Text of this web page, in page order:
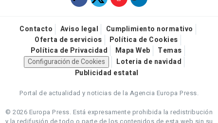
Contacto Aviso legal
Cumplimiento normativo
Oferta de servicios
Política de Cookies
Política de Privacidad
Mapa Web
Temas
Configuración de Cookies
Loteria de navidad
Publicidad estatal
Portal de actualidad y noticias de la Agencia Europa Press.
© 2026 Europa Press. Está expresamente prohibida la redistribución